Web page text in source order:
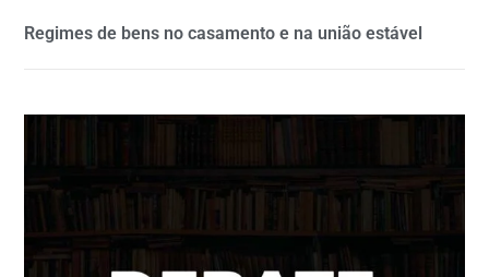
Regimes de bens no casamento e na união estável